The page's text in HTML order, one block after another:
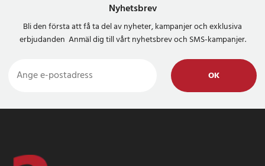
Nyhetsbrev
Bli den första att få ta del av nyheter, kampanjer och exklusiva
erbjudanden Anmäl dig till vårt nyhetsbrev och SMS-kampanjer.
OK